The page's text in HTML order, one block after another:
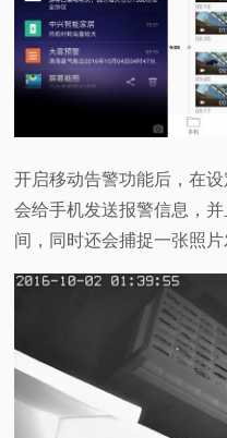
开启移动告警功能后，在
会给手机发送报警信息，
间，同时还会捕捉一张照片